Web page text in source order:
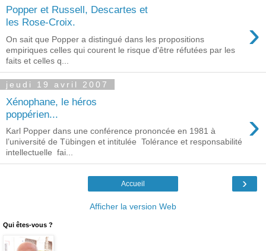
Popper et Russell, Descartes et
les Rose-Croix.
›
On sait que Popper a distingué dans les propositions
empiriques celles qui courent le risque d'être réfutées par les
faits et celles q...
jeudi 19 avril 2007
Xénophane, le héros
poppérien...
›
Karl Popper dans une conférence prononcée en 1981 à
l’université de Tübingen et intitulée Tolérance et responsabilité
intellectuelle fai...
›
Accueil
Afficher la version Web
Qui êtes-vous ?